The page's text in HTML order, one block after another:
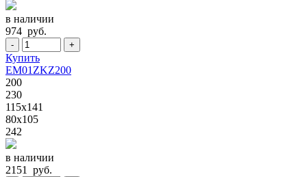
в наличии
974 руб.
- +
Купить
EM01ZKZ200
200
230
115x141
80x105
242
в наличии
2151 руб.